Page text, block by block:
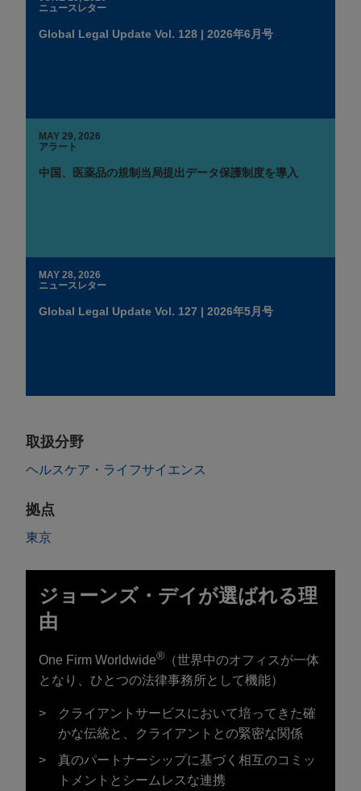
ニュースレター
Global Legal Update Vol. 128 | 2026年6月号
MAY 29, 2026
アラート
中国、医薬品の規制当局提出データ保護制度を導入
MAY 28, 2026
ニュースレター
Global Legal Update Vol. 127 | 2026年5月号
取扱分野
ヘルスケア・ライフサイエンス
拠点
東京
ジョーンズ・デイが選ばれる理
由
One Firm Worldwide® （世界中のオフィスが一体
となり、ひとつの法律事務所として機能）
クライアントサービスにおいて培ってきた確
かな伝統と、クライアントとの緊密な関係
真のパートナーシップに基づく相互のコミッ
トメントとシームレスな連携